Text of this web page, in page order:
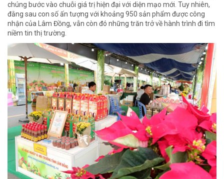
chúng bước vào chuỗi giá trị hiện đại với diện mạo mới. Tuy nhiên,
đằng sau con số ấn tượng với khoảng 950 sản phẩm được công
nhận của Lâm Đồng, vẫn còn đó những trăn trở về hành trình đi tìm
niềm tin thị trường.